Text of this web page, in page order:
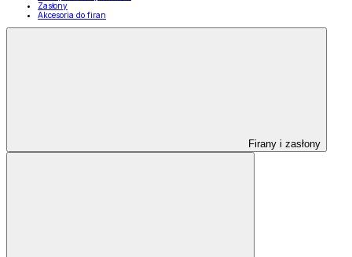
Zasłony
Akcesoria do firan
Firany i zasłony